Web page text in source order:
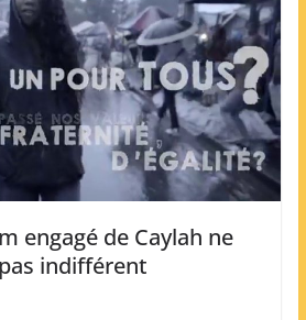
engagé de Caylah ne
indifférent